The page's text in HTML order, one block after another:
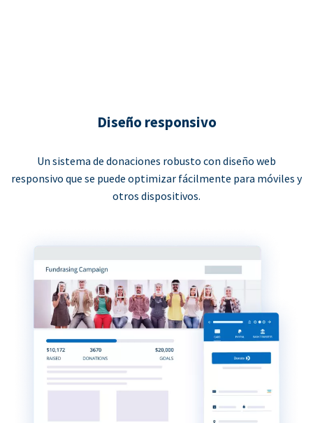
Diseño responsivo
Un sistema de donaciones robusto con diseño web
responsivo que se puede optimizar fácilmente para móviles y
otros dispositivos.